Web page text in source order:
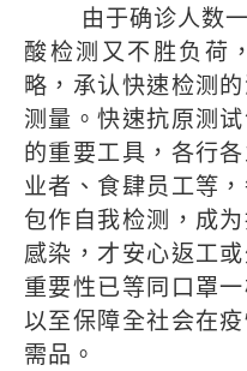
由于确诊人数
酸检测又不胜负荷
略，承认快速检测
测量。快速抗原测
的重要工具，各行
业者、食肆员工等
包作自我检测，成
感染，才安心返工
重要性已等同口罩
以至保障全社会在
需品。